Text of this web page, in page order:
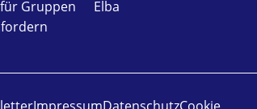
Gruppen
Elba